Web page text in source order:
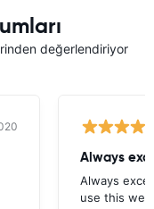
değerlendiriyor
Always
Always
use this